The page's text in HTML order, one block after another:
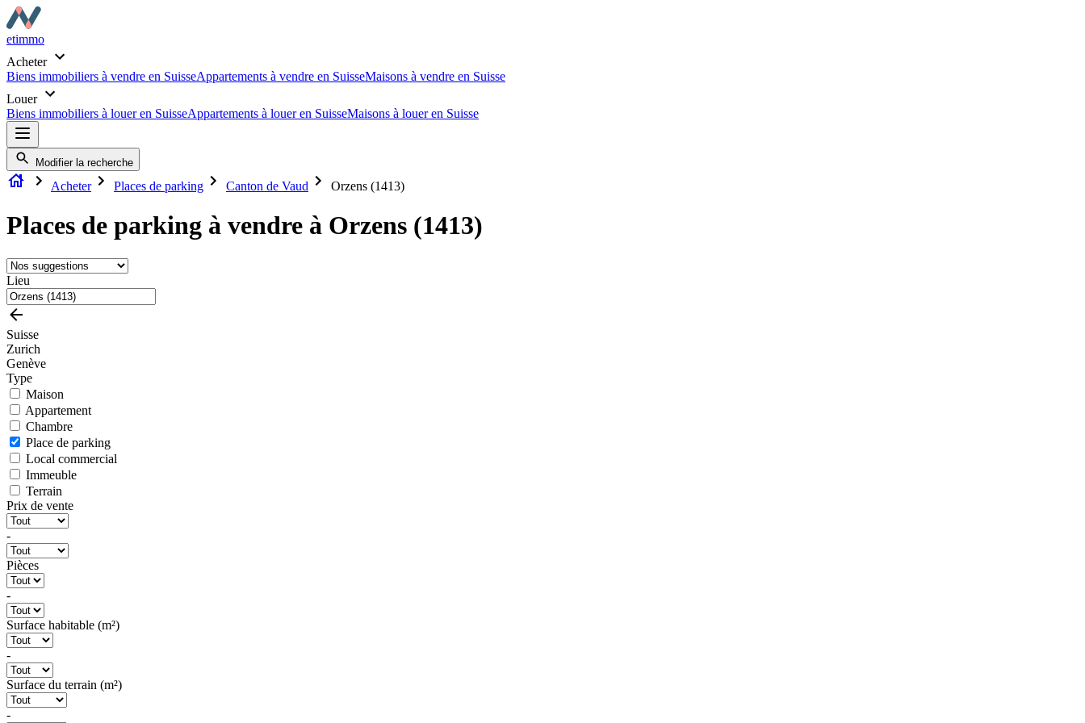
etimmo
Acheter
Biens immobiliers à vendre en SuisseAppartements à vendre en SuisseMaisons à vendre en Suisse
Louer
Biens immobiliers à louer en SuisseAppartements à louer en SuisseMaisons à louer en Suisse
Modifier la recherche
Acheter Places de parking Canton de Vaud Orzens (1413)
Places de parking à vendre à Orzens (1413)
Lieu
Suisse
Zurich
Genève
Type
Maison
Appartement
Chambre
Place de parking
Local commercial
Immeuble
Terrain
Prix de vente
-
Pièces
-
Surface habitable (m²)
-
Surface du terrain (m²)
-